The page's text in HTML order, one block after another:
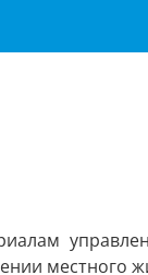
местного